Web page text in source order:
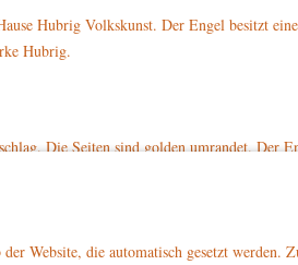
Hubrig Volkskunst. Der Engel besitzt
Hubrig.
Die Seiten sind golden umrandet. Der
121h3012 direkt auf
Website, die automatisch gesetzt werden.